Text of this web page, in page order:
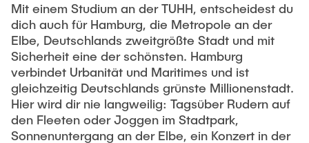
Mit einem Studium an der TUHH, entscheidest du
dich auch für Hamburg, die Metropole an der
Elbe, Deutschlands zweitgrößte Stadt und mit
Sicherheit eine der schönsten. Hamburg
verbindet Urbanität und Maritimes und ist
gleichzeitig Deutschlands grünste Millionenstadt.
Hier wird dir nie langweilig: Tagsüber Rudern auf
den Fleeten oder Joggen im Stadtpark,
Sonnenuntergang an der Elbe, ein Konzert in der